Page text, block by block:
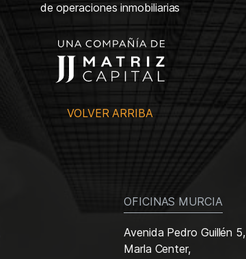
de operaciones inmobiliarias
VOLVER ARRIBA
OFICINAS MURCIA
Avenida Pedro Guillén 5,
Marla Center,